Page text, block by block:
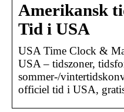
Amerikansk
Tid i USA
USA Time Clock &
USA – tidszoner,
sommer-/
officiel tid i USA,